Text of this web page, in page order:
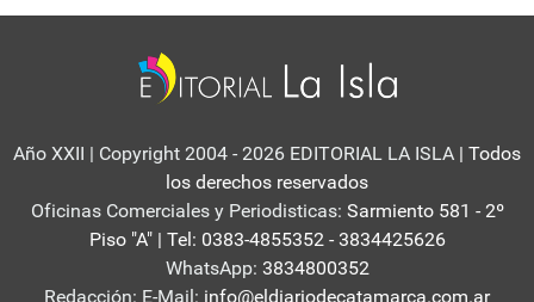
Año XXII | Copyright 2004 - 2026 EDITORIAL LA ISLA | Todos
los derechos reservados
Oficinas Comerciales y Periodisticas: Sarmiento 581 - 2º
Piso "A" | Tel: 0383-4855352 - 3834425626
WhatsApp: 3834800352
Redacción: E-Mail: info@eldiariodecatamarca.com.ar